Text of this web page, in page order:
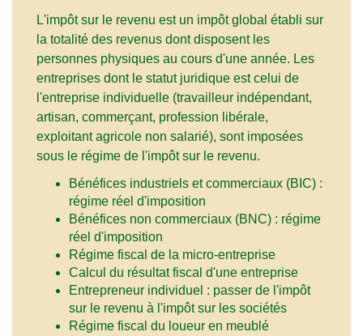
L'impôt sur le revenu est un impôt global établi sur
la totalité des revenus dont disposent les
personnes physiques au cours d'une année. Les
entreprises dont le statut juridique est celui de
l'entreprise individuelle (travailleur indépendant,
artisan, commerçant, profession libérale,
exploitant agricole non salarié), sont imposées
sous le régime de l'impôt sur le revenu.
Bénéfices industriels et commerciaux (BIC) :
régime réel d'imposition
Bénéfices non commerciaux (BNC) : régime
réel d'imposition
Régime fiscal de la micro-entreprise
Calcul du résultat fiscal d'une entreprise
Entrepreneur individuel : passer de l'impôt
sur le revenu à l'impôt sur les sociétés
Régime fiscal du loueur en meublé